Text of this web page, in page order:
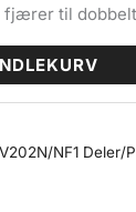
til
NF1 Deler/